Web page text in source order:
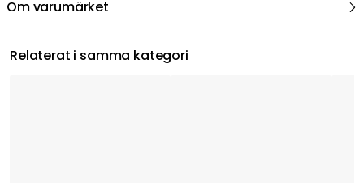
Om varumärket
Relaterat i samma kategori